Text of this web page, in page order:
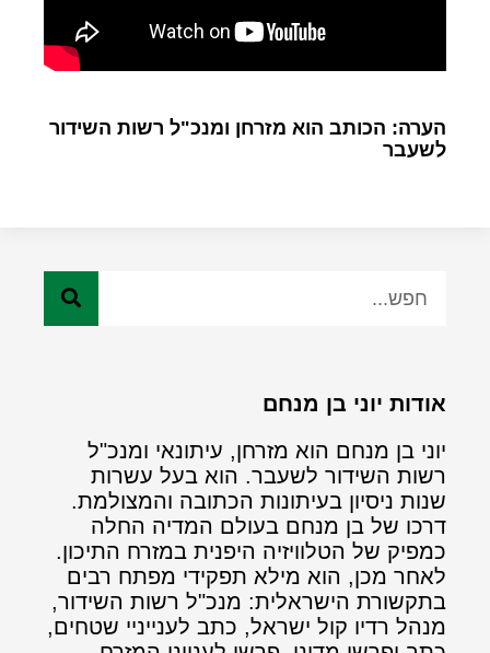
הערה: הכותב הוא מזרחן ומנכ"ל רשות השידור
לשעבר
אודות יוני בן מנחם
יוני בן מנחם הוא מזרחן, עיתונאי ומנכ"ל
רשות השידור לשעבר. הוא בעל עשרות
שנות ניסיון בעיתונות הכתובה והמצולמת.
דרכו של בן מנחם בעולם המדיה החלה
כמפיק של הטלוויזיה היפנית במזרח התיכון.
לאחר מכן, הוא מילא תפקידי מפתח רבים
בתקשורת הישראלית: מנכ"ל רשות השידור,
מנהל רדיו קול ישראל, כתב לענייניי שטחים,